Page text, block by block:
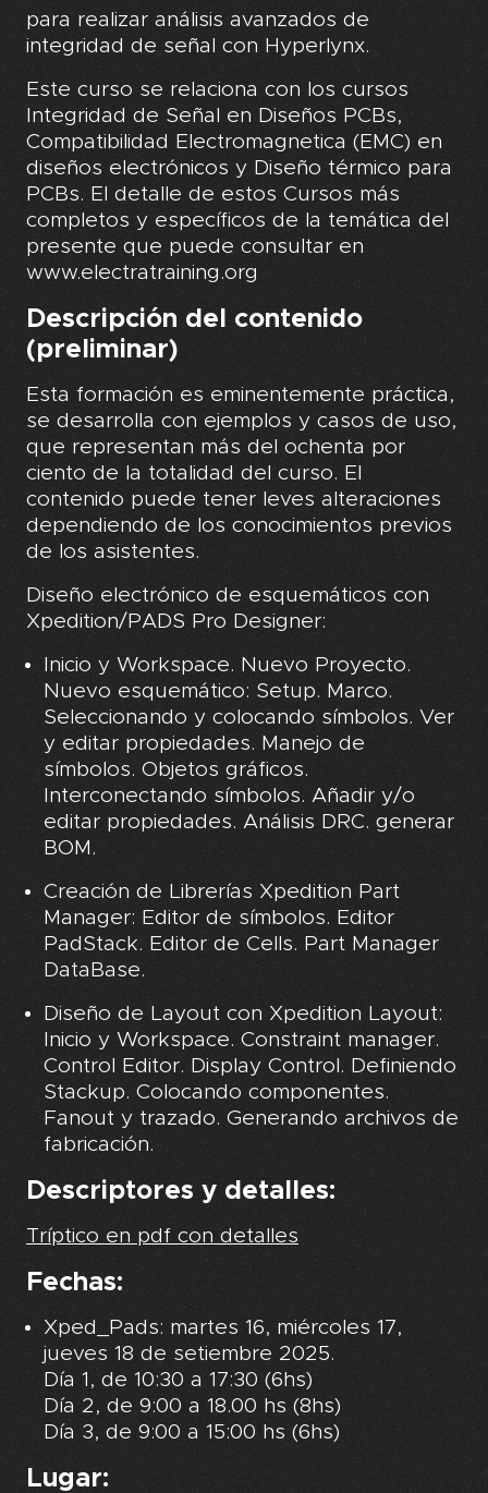
para realizar análisis avanzados de
integridad de señal con Hyperlynx.
Este curso se relaciona con los cursos
Integridad de Señal en Diseños PCBs,
Compatibilidad Electromagnetica (EMC) en
diseños electrónicos y Diseño térmico para
PCBs. El detalle de estos Cursos más
completos y específicos de la temática del
presente que puede consultar en
www.electratraining.org
Descripción del contenido
(preliminar)
Esta formación es eminentemente práctica,
se desarrolla con ejemplos y casos de uso,
que representan más del ochenta por
ciento de la totalidad del curso. El
contenido puede tener leves alteraciones
dependiendo de los conocimientos previos
de los asistentes.
Diseño electrónico de esquemáticos con
Xpedition/PADS Pro Designer:
Inicio y Workspace. Nuevo Proyecto.
Nuevo esquemático: Setup. Marco.
Seleccionando y colocando símbolos. Ver
y editar propiedades. Manejo de
símbolos. Objetos gráficos.
Interconectando símbolos. Añadir y/o
editar propiedades. Análisis DRC. generar
BOM.
Creación de Librerías Xpedition Part
Manager: Editor de símbolos. Editor
PadStack. Editor de Cells. Part Manager
DataBase.
Diseño de Layout con Xpedition Layout:
Inicio y Workspace. Constraint manager.
Control Editor. Display Control. Definiendo
Stackup. Colocando componentes.
Fanout y trazado. Generando archivos de
fabricación.
Descriptores y detalles:
Tríptico en pdf con detalles
Fechas:
Xped_Pads: martes 16, miércoles 17,
jueves 18 de setiembre 2025.
Día 1, de 10:30 a 17:30 (6hs)
Día 2, de 9:00 a 18.00 hs (8hs)
Día 3, de 9:00 a 15:00 hs (6hs)
Lugar: